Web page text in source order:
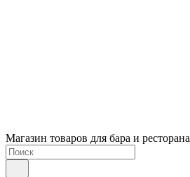
Магазин товаров для бара и ресторана